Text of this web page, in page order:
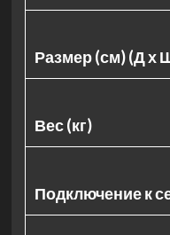
Размер (см) (Д х
Вес (кг)
Подключение к